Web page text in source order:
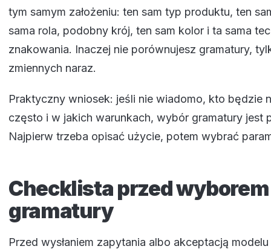
tym samym założeniu: ten sam typ produktu, ten
sama rola, podobny krój, ten sam kolor i ta sama
znakowania. Inaczej nie porównujesz gramatury,
zmiennych naraz.
Praktyczny wniosek: jeśli nie wiadomo, kto będzie
często i w jakich warunkach, wybór gramatury jest
Najpierw trzeba opisać użycie, potem wybrać
Checklista przed wyborem
gramatury
Przed wysłaniem zapytania albo akceptacją